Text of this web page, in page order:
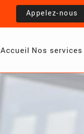
Appelez-nous
Accueil Nos services